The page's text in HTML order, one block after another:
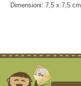
Dimensioni: 7,5 x 7,5 cm